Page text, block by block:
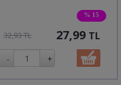
% 15
32,93 TL 27,99 TL